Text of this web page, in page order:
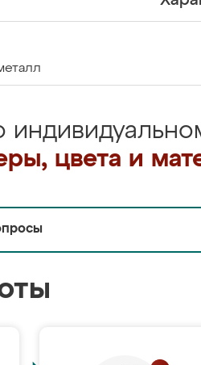
цвета и